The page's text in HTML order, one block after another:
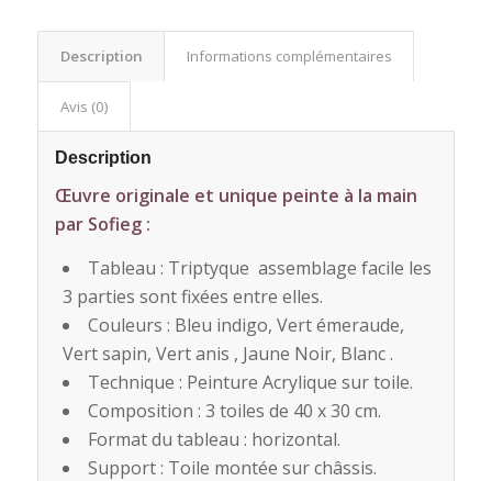
Description Informations complémentaires
Avis (0)
Description
Œuvre originale et unique peinte à la main
par Sofieg :
Tableau : Triptyque assemblage facile les
3 parties sont fixées entre elles.
Couleurs : Bleu indigo, Vert émeraude,
Vert sapin, Vert anis , Jaune Noir, Blanc .
Technique : Peinture Acrylique sur toile.
Composition : 3 toiles de 40 x 30 cm.
Format du tableau : horizontal.
Support : Toile montée sur châssis.